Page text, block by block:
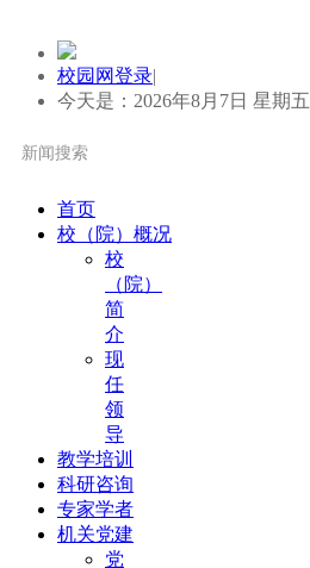
校园网登录|
今天是：2026年8月7日 星期五
首页
校（院）概况
校
（院）
简
介
现
任
领
导
教学培训
科研咨询
专家学者
机关党建
党